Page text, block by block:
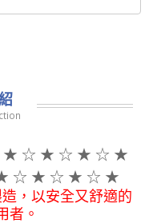
☆ ★ ☆ ★ ☆ ★
☆ ★ ☆ ★ ☆ ★
，以安全又舒適的
者。